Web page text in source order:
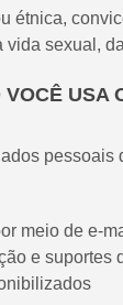
étnica,
sexual,
USA
pessoais
meio de e-
e